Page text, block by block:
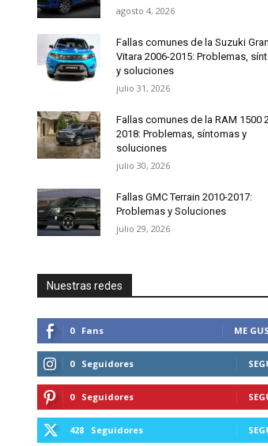
agosto 4, 2026
Fallas comunes de la Suzuki
Vitara 2006-2015: Problemas,
y soluciones
julio 31, 2026
Fallas comunes de la RAM 1500
2018: Problemas, síntomas y
soluciones
julio 30, 2026
Fallas GMC Terrain 2010-2017:
Problemas y Soluciones
julio 29, 2026
Nuestras redes
0 Fans ME
0 Seguidores
0 Seguidores
428 Seguidores